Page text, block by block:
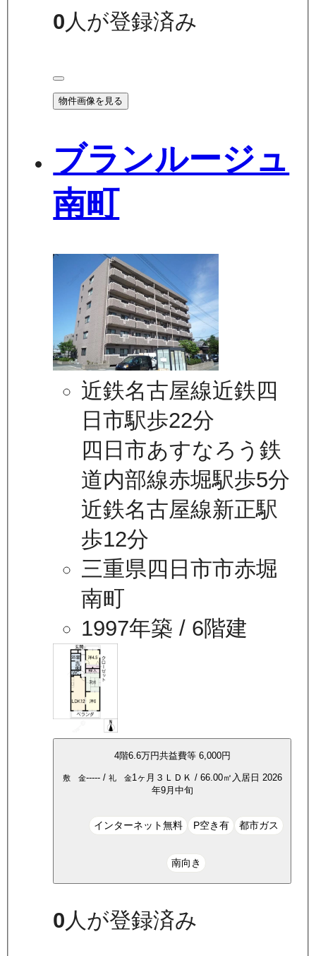
0人が登録済み
物件画像を見る
ブランルージュ
南町
近鉄名古屋線近鉄四
日市駅歩22分
四日市あすなろう鉄
道内部線赤堀駅歩5分
近鉄名古屋線新正駅
歩12分
三重県四日市市赤堀
南町
1997年築 / 6階建
4階6.6万円共益費等 6,000円
敷 金-----/ 礼 金1ヶ月 ３ＬＤＫ / 66.00㎡ 入居日 2026
年9月中旬
インターネット無料 P空き有 都市ガス
南向き
0人が登録済み